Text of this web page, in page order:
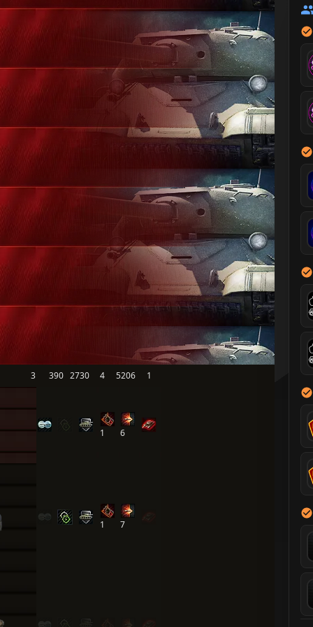
3 390 2730 4 5206 1
1 6
1 7